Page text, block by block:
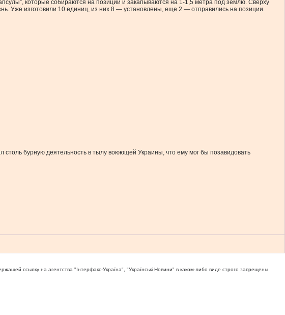
которые собираются на позиции и закапываются на 1-1,5 метра под землю. Сверху
Уже изготовили 10 единиц, из них 8 — установлены, еще 2 — отправились на позиции.
бурную деятельность в тылу воюющей Украины, что ему мог бы позавидовать
ссылку на агентства "Iнтерфакс-Україна", "Українськi Новини" в каком-либо виде строго запрещены